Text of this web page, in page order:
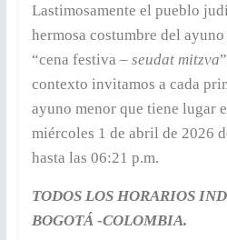
Lastimosamente el pueblo
hermosa costumbre del
“cena festiva – seudat mitzva
contexto invitamos a cada
ayuno menor que tiene lugar
miércoles 1 de abril de 2026
hasta las 06:21 p.m.
TODOS LOS HORARIOS
BOGOTÁ -COLOMBIA.